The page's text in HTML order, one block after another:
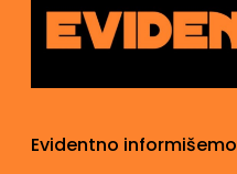
Evidentno informišemo